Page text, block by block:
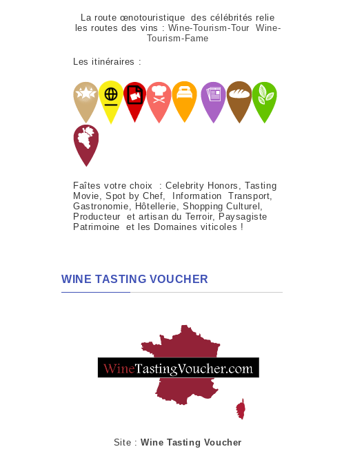
La route œnotouristique des célébrités relie
les routes des vins : Wine-Tourism-Tour Wine-
Tourism-Fame
Les itinéraires :
Faîtes votre choix : Celebrity Honors, Tasting
Movie, Spot by Chef, Information Transport,
Gastronomie, Hôtellerie, Shopping Culturel,
Producteur et artisan du Terroir, Paysagiste
Patrimoine et les Domaines viticoles !
WINE TASTING VOUCHER
Site :Wine Tasting Voucher